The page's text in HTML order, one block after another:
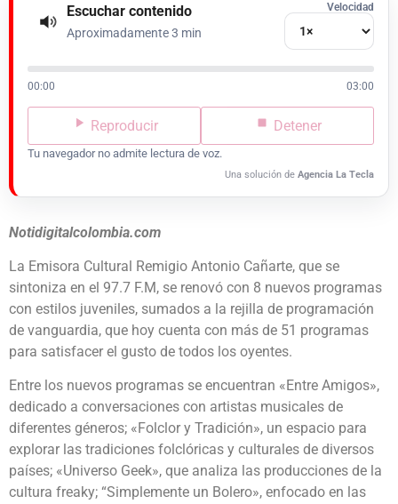
Escuchar contenido
Aproximadamente 3 min
Velocidad
00:00 03:00
Reproducir Detener
Tu navegador no admite lectura de voz.
Una solución de Agencia La Tecla
Notidigitalcolombia.com
La Emisora Cultural Remigio Antonio Cañarte, que se
sintoniza en el 97.7 F.M, se renovó con 8 nuevos programas
con estilos juveniles, sumados a la rejilla de programación
de vanguardia, que hoy cuenta con más de 51 programas
para satisfacer el gusto de todos los oyentes.
Entre los nuevos programas se encuentran «Entre Amigos»,
dedicado a conversaciones con artistas musicales de
diferentes géneros; «Folclor y Tradición», un espacio para
explorar las tradiciones folclóricas y culturales de diversos
países; «Universo Geek», que analiza las producciones de la
cultura freaky; “Simplemente un Bolero», enfocado en las